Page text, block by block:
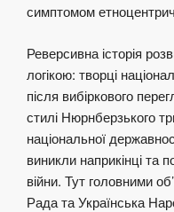
симптомом
Реверсивна історія
логікою: творці
після вибіркового
стилі Нюрнберзького
національної
виникли наприкінці та
війни. Тут головними
Рада та Українська